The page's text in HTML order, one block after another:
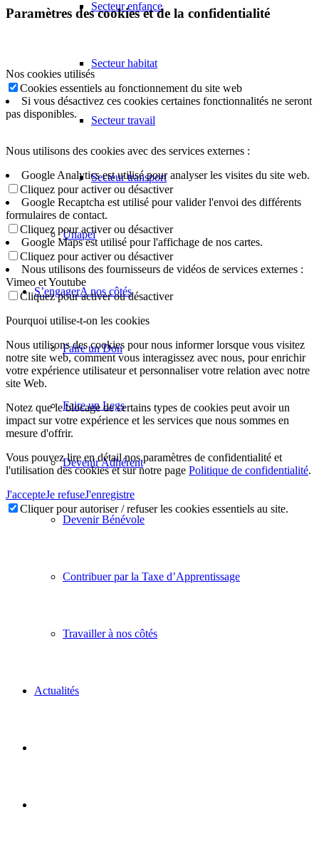
Secteur enfance
Secteur habitat
Secteur travail
Secteur transport
Unapei
S’engagerA nos côtés
Faire un Don
Faire un Legs
Devenir Adhérent
Devenir Bénévole
Contribuer par la Taxe d’Apprentissage
Travailler à nos côtés
Actualités
Paramètres des cookies et de la confidentialité
Nos cookies utilisés
Cookies essentiels au fonctionnement du site web
Si vous désactivez ces cookies certaines fonctionnalités ne seront
pas disponibles.
Nous utilisons des cookies avec des services externes :
Google Analytics est utilisé pour analyser les visites du site web.
Cliquez pour activer ou désactiver
Google Recaptcha est utilisé pour valider l'envoi des différents
formulaires de contact.
Cliquez pour activer ou désactiver
Google Maps est utilisé pour l'affichage de nos cartes.
Cliquez pour activer ou désactiver
Nous utilisons des fournisseurs de vidéos de services externes :
Vimeo et Youtube
Cliquez pour activer ou désactiver
Pourquoi utilise-t-on les cookies
Nous utilisons des cookies pour nous informer lorsque vous visitez
notre site web, comment vous interagissez avec nous, pour enrichir
votre expérience utilisateur et personnaliser votre relation avec notre
site Web.
Notez que le blocage de certains types de cookies peut avoir un
impact sur votre expérience et les services que nous sommes en
mesure d'offrir.
Vous pouvez lire en détail nos paramètres de confidentialité et
l'utilisation des cookies et sur notre page Politique de confidentialité.
J'accepteJe refuseJ'enregistre
Cliquer pour autoriser / refuser les cookies essentiels au site.